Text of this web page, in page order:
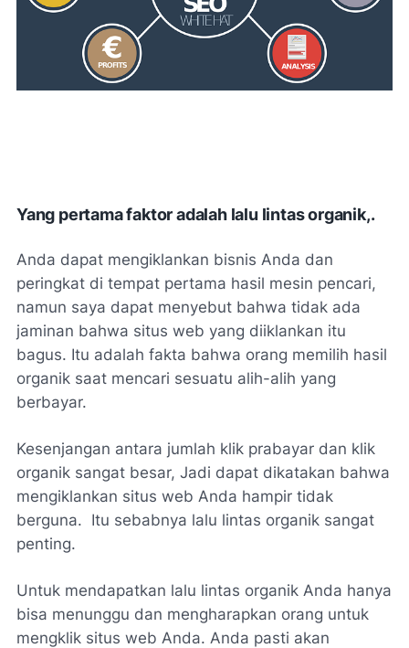
Yang pertama faktor adalah lalu lintas organik,.
Anda dapat mengiklankan bisnis Anda dan
peringkat di tempat pertama hasil mesin pencari,
namun saya dapat menyebut bahwa tidak ada
jaminan bahwa situs web yang diiklankan itu
bagus. Itu adalah fakta bahwa orang memilih hasil
organik saat mencari sesuatu alih-alih yang
berbayar.
Kesenjangan antara jumlah klik prabayar dan klik
organik sangat besar, Jadi dapat dikatakan bahwa
mengiklankan situs web Anda hampir tidak
berguna. Itu sebabnya lalu lintas organik sangat
penting.
Untuk mendapatkan lalu lintas organik Anda hanya
bisa menunggu dan mengharapkan orang untuk
mengklik situs web Anda. Anda pasti akan